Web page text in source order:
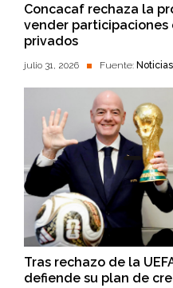
Concacaf rechaza la
vender participaciones
privados
julio 31, 2026 Fuente:
Tras rechazo de la
defiende su plan de